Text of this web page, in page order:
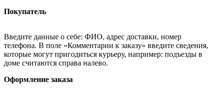
Покупатель
Введите данные о себе: ФИО, адрес доставки, номер
телефона. В поле «Комментарии к заказу» введите сведения,
которые могут пригодиться курьеру, например: подъезды в
доме считаются справа налево.
Оформление заказа